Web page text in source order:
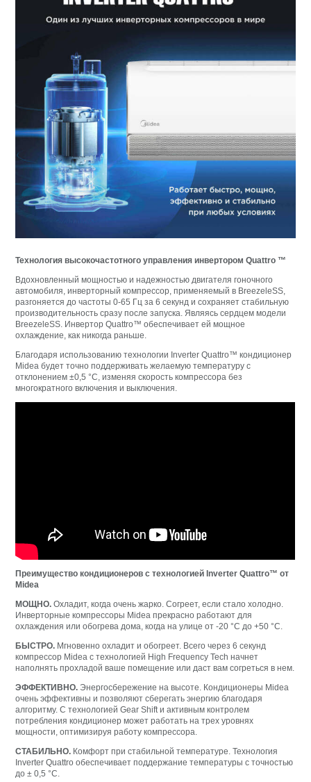
Технология высокочастотного управления инвертором Quattro ™
Вдохновленный мощностью и надежностью двигателя гоночного
автомобиля, инверторный компрессор, применяемый в BreezeleSS,
разгоняется до частоты 0-65 Гц за 6 секунд и сохраняет стабильную
производительность сразу после запуска. Являясь сердцем модели
BreezeleSS. Инвертор Quattro™ обеспечивает ей мощное
охлаждение, как никогда раньше.
Благодаря использованию технологии Inverter Quattro™ кондиционер
Midea будет точно поддерживать желаемую температуру с
отклонением ±0,5 °C, изменяя скорость компрессора без
многократного включения и выключения.
Преимущество кондиционеров с технологией Inverter Quattro™ от
Midea
МОЩНО. Охладит, когда очень жарко. Согреет, если стало холодно.
Инверторные компрессоры Midea прекрасно работают для
охлаждения или обогрева дома, когда на улице от -20 °С до +50 °С.
БЫСТРО. Мгновенно охладит и обогреет. Всего через 6 секунд
компрессор Midea с технологией High Frequency Tech начнет
наполнять прохладой ваше помещение или даст вам согреться в нем.
ЭФФЕКТИВНО. Энергосбережение на высоте. Кондиционеры Midea
очень эффективны и позволяют сберегать энергию благодаря
алгоритму. С технологией Gear Shift и активным контролем
потребления кондиционер может работать на трех уровнях
мощности, оптимизируя работу компрессора.
СТАБИЛЬНО. Комфорт при стабильной температуре. Технология
Inverter Quattro обеспечивает поддержание температуры с точностью
до ± 0,5 °С.